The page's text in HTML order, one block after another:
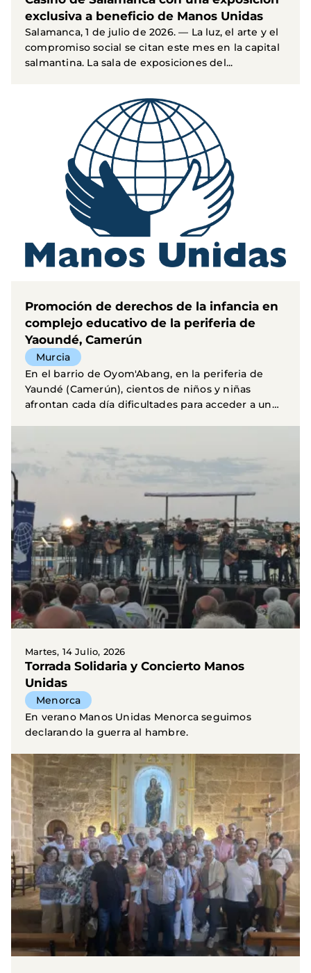
exclusiva a beneficio de Manos Unidas
Salamanca, 1 de julio de 2026. — La luz, el arte y el
compromiso social se citan este mes en la capital
salmantina. La sala de exposiciones del...
Promoción de derechos de la infancia en
complejo educativo de la periferia de
Yaoundé, Camerún
Murcia
En el barrio de Oyom'Abang, en la periferia de
Yaundé (Camerún), cientos de niños y niñas
afrontan cada día dificultades para acceder a un
Martes, 14 Julio, 2026
Torrada Solidaria y Concierto Manos
Unidas
Menorca
En verano Manos Unidas Menorca seguimos
declarando la guerra al hambre.